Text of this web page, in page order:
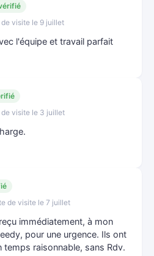
visite le 9 juillet
l'équipe et travail parfait
visite le 3 juillet
de visite le 7 juillet
immédiatement, à mon
pour une urgence. Ils ont
temps raisonnable, sans Rdv.